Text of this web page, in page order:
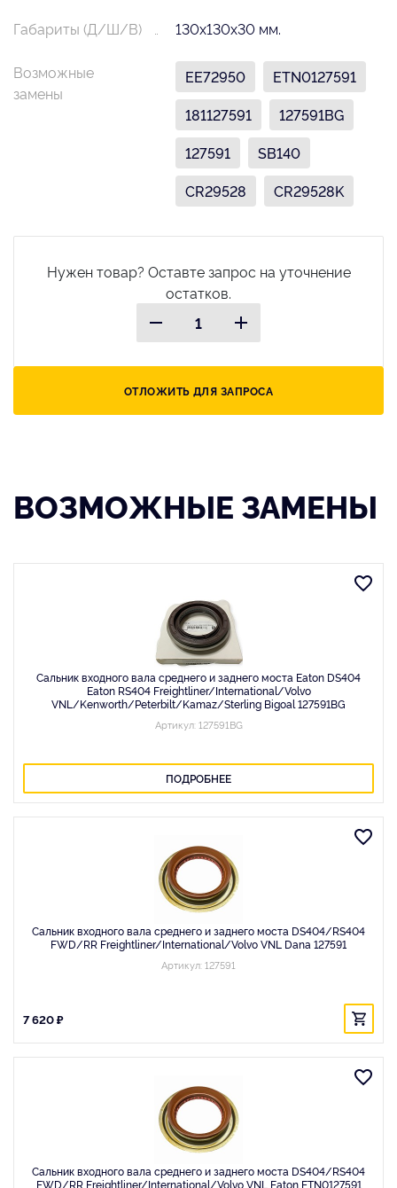
Габариты (Д/Ш/В) 130х130х30 мм.
Возможные
замены
EE72950
ETN0127591
181127591
127591BG
127591
SB140
CR29528
CR29528K
Нужен товар? Оставте запрос на уточнение
остатков.
ОТЛОЖИТЬ ДЛЯ ЗАПРОСА
ВОЗМОЖНЫЕ ЗАМЕНЫ
Сальник входного вала среднего и заднего моста Eaton DS404
Eaton RS404 Freightliner/International/Volvo
VNL/Kenworth/Peterbilt/Kamaz/Sterling Bigoal 127591BG
Артикул: 127591BG
ПОДРОБНЕЕ
Сальник входного вала среднего и заднего моста DS404/RS404
FWD/RR Freightliner/International/Volvo VNL Dana 127591
Артикул: 127591
7 620 ₽
Сальник входного вала среднего и заднего моста DS404/RS404
FWD/RR Freightliner/International/Volvo VNL Eaton ETN0127591